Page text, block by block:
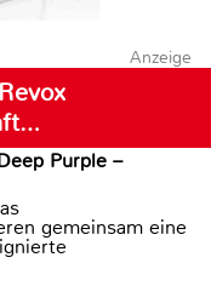
Anzeige
Purple –
gemeinsam eine